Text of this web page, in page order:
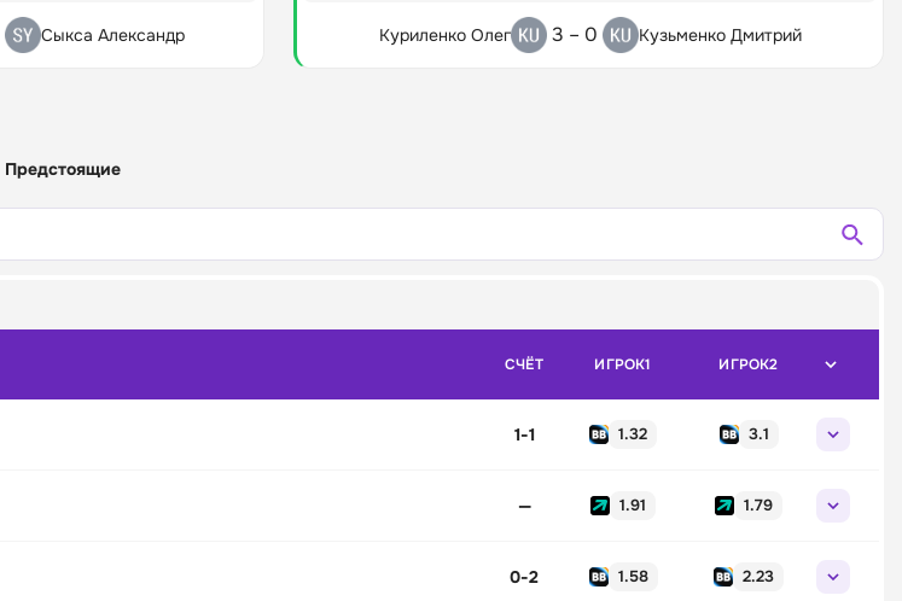
Сыкса Александр Куриленко Олег 3 – 0 Кузьменко Дмитрий
Предстоящие
СЧЁТ ИГРОК1 ИГРОК2
1-1 1.32 3.1
— 1.91 1.79
0-2 1.58 2.23